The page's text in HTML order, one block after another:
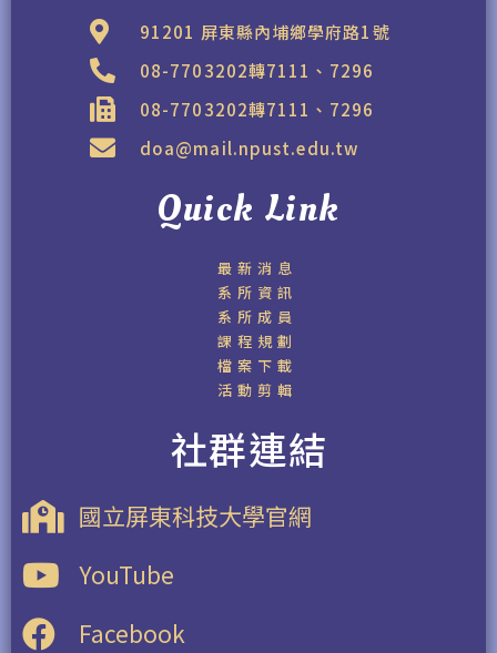
91201 屏東縣內埔鄉學府路1號
08-7703202轉7111、7296
08-7703202轉7111、7296
doa@mail.npust.edu.tw
Quick Link
最新消息
系所資訊
系所成員
課程規劃
檔案下載
活動剪輯
社群連結
國立屏東科技大學官網
YouTube
Facebook